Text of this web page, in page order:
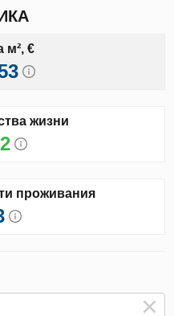
м², €
жизни
проживания